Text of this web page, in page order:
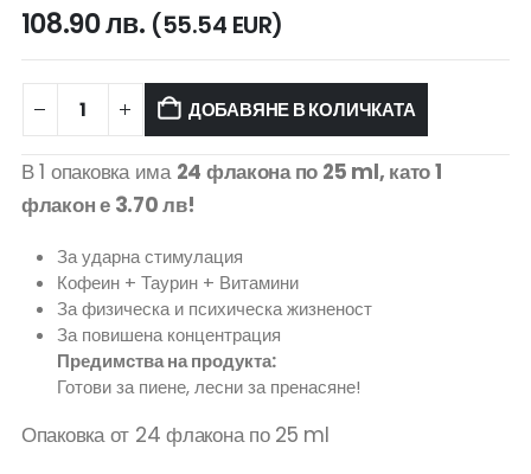
108.90лв. (55.54 EUR)
ДОБАВЯНЕ В КОЛИЧКАТА
В 1 опаковка има 24 флакона по 25 ml, като 1
флакон е 3.70 лв!
За ударна стимулация
Кофеин + Таурин + Витамини
За физическа и психическа жизненост
За повишена концентрация
Предимства на продукта:
Готови за пиене, лесни за пренасяне!
Опаковка от 24 флакона по 25 ml